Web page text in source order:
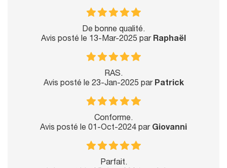
De bonne qualité.
Avis posté le 13-Mar-2025 par Raphaël
RAS.
Avis posté le 23-Jan-2025 par Patrick
Conforme.
Avis posté le 01-Oct-2024 par Giovanni
Parfait.